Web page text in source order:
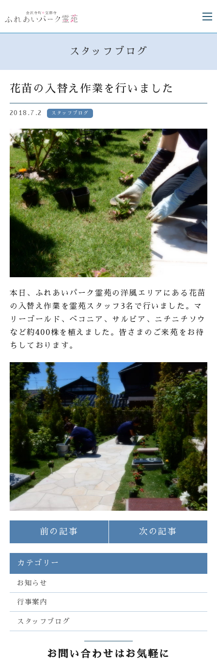
スタッフブログ
花苗の入替え作業を行いました
2018.7.2 スタッフブログ
本日、ふれあいパーク霊苑の洋風エリアにある花苗
の入替え作業を霊苑スタッフ3名で行いました。マ
リーゴールド、ベコニア、サルビア、ニチニチソウ
など約400株を植えました。皆さまのご来苑をお待
ちしております。
前の記事 次の記事
カテゴリー
お知らせ
行事案内
スタッフブログ
お問い合わせはお気軽に